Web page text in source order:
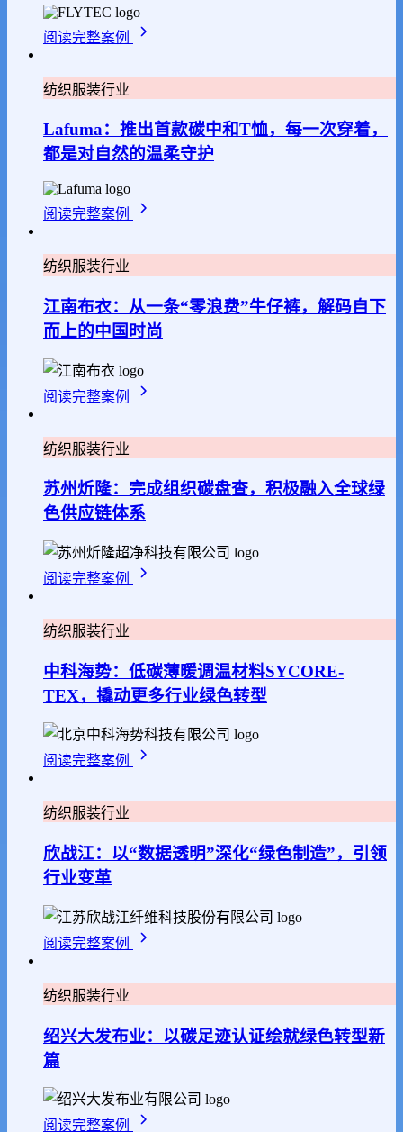
阅读完整案例
纺织服装行业
Lafuma：推出首款碳中和T恤，每一次穿着，
都是对自然的温柔守护
阅读完整案例
纺织服装行业
江南布衣：从一条“零浪费”牛仔裤，解码自下
而上的中国时尚
阅读完整案例
纺织服装行业
苏州炘隆：完成组织碳盘查，积极融入全球绿
色供应链体系
阅读完整案例
纺织服装行业
中科海势：低碳薄暖调温材料SYCORE-
TEX，撬动更多行业绿色转型
阅读完整案例
纺织服装行业
欣战江：以“数据透明”深化“绿色制造”，引领
行业变革
阅读完整案例
纺织服装行业
绍兴大发布业：以碳足迹认证绘就绿色转型新
篇
阅读完整案例